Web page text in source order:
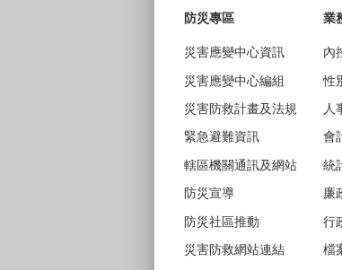
防災專區
災害應變中心資訊
災害應變中心編組
災害防救計畫及法規
緊急避難資訊
轄區機關通訊及網站
防災宣導
防災社區推動
災害防救網站連結
業
內
性
人
會
統
廉
行
檔